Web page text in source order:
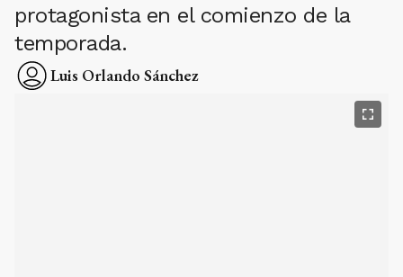
protagonista en el comienzo de la
temporada.
Luis Orlando Sánchez